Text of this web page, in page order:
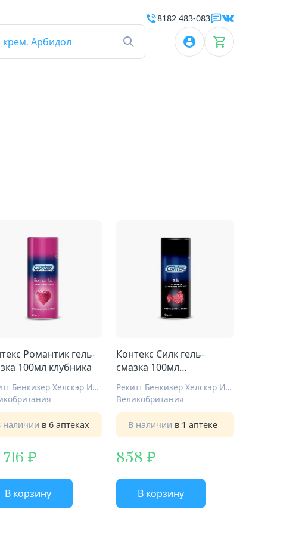
крем, Арбидол
8182 483-083
Романтик гель-
100мл клубника
Рекитт Бенкизер Хелскэр Интернешнл Лтд
наличии в 6 аптеках
В корзину
Контекс Силк гель-
смазка 100мл
Рекитт Бенкизер Хелскэр Интернешнл Лтд
Великобритания
В наличии в 1 аптеке
858
В корзину